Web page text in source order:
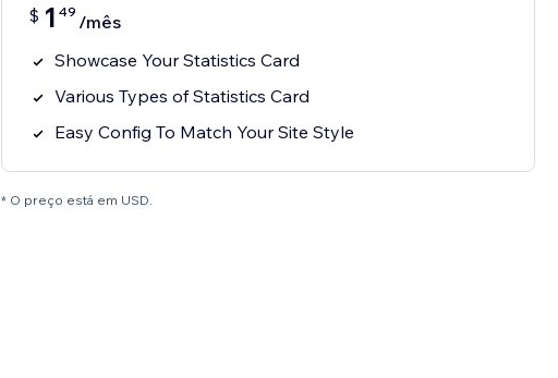
$ 1 49 /mês
Showcase Your Statistics Card
Various Types of Statistics Card
Easy Config To Match Your Site Style
* O preço está em USD.